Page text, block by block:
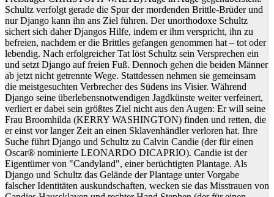
Schultz verfolgt gerade die Spur der mordenden Brittle-Brüder und
nur Django kann ihn ans Ziel führen. Der unorthodoxe Schultz
sichert sich daher Djangos Hilfe, indem er ihm verspricht, ihn zu
befreien, nachdem er die Brittles gefangen genommen hat – tot oder
lebendig. Nach erfolgreicher Tat löst Schultz sein Versprechen ein
und setzt Django auf freien Fuß. Dennoch gehen die beiden Männer
ab jetzt nicht getrennte Wege. Stattdessen nehmen sie gemeinsam
die meistgesuchten Verbrecher des Südens ins Visier. Während
Django seine überlebensnotwendigen Jagdkünste weiter verfeinert,
verliert er dabei sein größtes Ziel nicht aus den Augen: Er will seine
Frau Broomhilda (KERRY WASHINGTON) finden und retten, die
er einst vor langer Zeit an einen Sklavenhändler verloren hat. Ihre
Suche führt Django und Schultz zu Calvin Candie (der für einen
Oscar® nominierte LEONARDO DICAPRIO). Candie ist der
Eigentümer von "Candyland", einer berüchtigten Plantage. Als
Django und Schultz das Gelände der Plantage unter Vorgabe
falscher Identitäten auskundschaften, wecken sie das Misstrauen von